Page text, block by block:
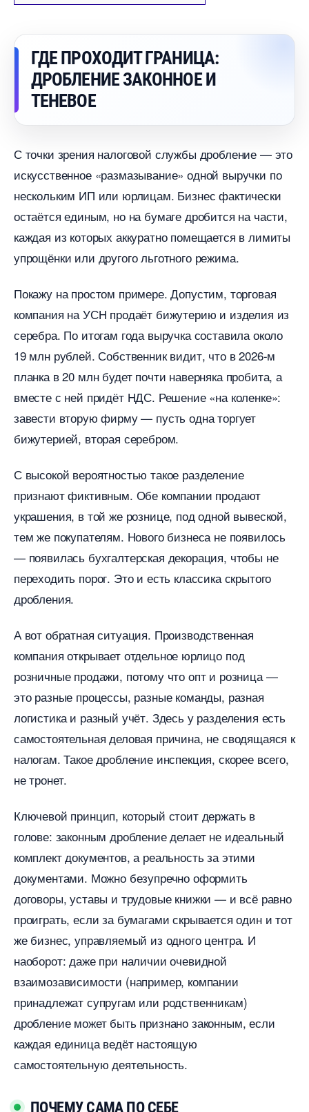
ГДЕ ПРОХОДИТ ГРАНИЦА:
ДРОБЛЕНИЕ ЗАКОННОЕ И
ТЕНЕВОЕ
С точки зрения налоговой службы дробление — это
искусственное «размазывание» одной выручки по
нескольким ИП или юрлицам. Бизнес фактически
остаётся единым, но на бумаге дробится на части,
каждая из которых аккуратно помещается в лимиты
упрощёнки или другого льготного режима.
Покажу на простом примере. Допустим, торговая
компания на УСН продаёт бижутерию и изделия из
серебра. По итогам года выручка составила около
19 млн рублей. Собственник видит, что в 2026-м
планка в 20 млн будет почти наверняка пробита, а
месте с ней придёт НДС. Решение «на коленке»:
завести вторую фирму — пусть одна торгует
ижутерией, вторая серебром.
С высокой вероятностью такое разделение
признают фиктивным. Обе компании продают
украшения, в той же рознице, под одной вывеской,
тем же покупателям. Нового бизнеса не появилось
— появилась бухгалтерская декорация, чтобы не
переходить порог. Это и есть классика скрытого
дробления.
А вот обратная ситуация. Производственная
компания открывает отдельное юрлицо под
розничные продажи, потому что опт и розница —
это разные процессы, разные команды, разная
логистика и разный учёт. Здесь у разделения есть
самостоятельная деловая причина, не сводящаяся к
налогам. Такое дробление инспекция, скорее всего,
не тронет.
Ключевой принцип, который стоит держать
олове: законным дробление делает не идеальный
комплект документов, а реальность за этими
документами. Можно безупречно оформить
договоры, уставы и трудовые книжки — и всё равно
проиграть, если за бумагами скрывается один и тот
же бизнес, управляемый из одного центра. И
наоборот: даже при наличии очевидной
заимозависимости (например, компании
принадлежат супругам или родственникам)
дробление может быть признано законным, если
каждая единица ведёт настоящую
самостоятельную деятельность.
ПОЧЕМУ САМА ПО СЕБЕ